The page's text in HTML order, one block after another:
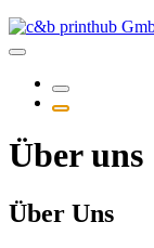
Über uns
Über Uns